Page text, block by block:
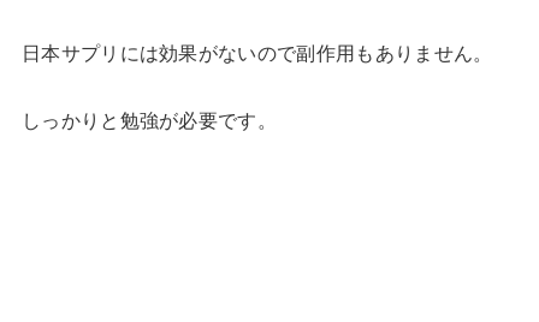
日本サプリには効果がないので副作用もありません。
しっかりと勉強が必要です。